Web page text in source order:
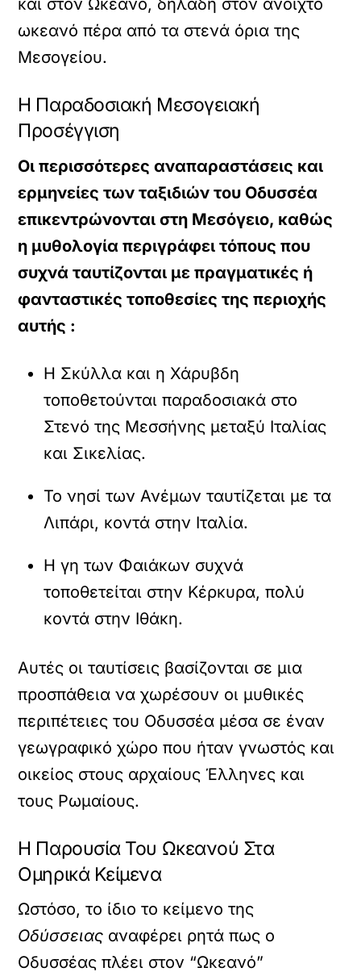
και στον Ωκεανό, δηλαδή στον ανοιχτό
ωκεανό πέρα από τα στενά όρια της
Μεσογείου.
Η Παραδοσιακή Μεσογειακή
Προσέγγιση
Οι περισσότερες αναπαραστάσεις και
ερμηνείες των ταξιδιών του Οδυσσέα
επικεντρώνονται στη Μεσόγειο, καθώς
η μυθολογία περιγράφει τόπους που
συχνά ταυτίζονται με πραγματικές ή
φανταστικές τοποθεσίες της περιοχής
αυτής :
Η Σκύλλα και η Χάρυβδη
τοποθετούνται παραδοσιακά στο
Στενό της Μεσσήνης μεταξύ Ιταλίας
και Σικελίας.
Το νησί των Ανέμων ταυτίζεται με τα
Λιπάρι, κοντά στην Ιταλία.
Η γη των Φαιάκων συχνά
τοποθετείται στην Κέρκυρα, πολύ
κοντά στην Ιθάκη.
Αυτές οι ταυτίσεις βασίζονται σε μια
προσπάθεια να χωρέσουν οι μυθικές
περιπέτειες του Οδυσσέα μέσα σε έναν
γεωγραφικό χώρο που ήταν γνωστός και
οικείος στους αρχαίους Έλληνες και
τους Ρωμαίους.
Η Παρουσία Του Ωκεανού Στα
Ομηρικά Κείμενα
Ωστόσο, το ίδιο το κείμενο της
Οδύσσειας αναφέρει ρητά πως ο
Οδυσσέας πλέει στον “Ωκεανό”